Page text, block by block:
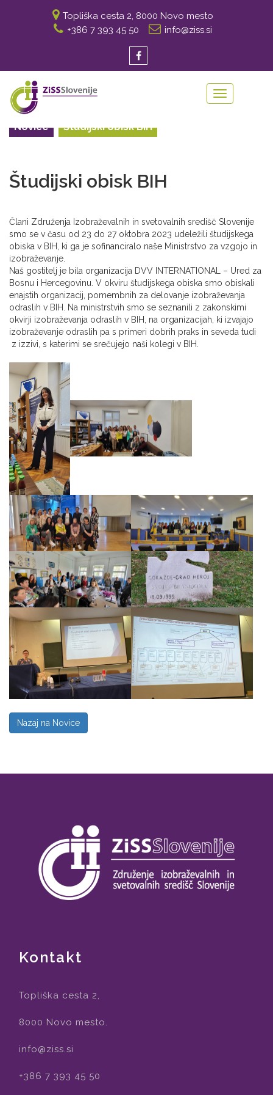
Topliška cesta 2, 8000 Novo mesto
+386 7 393 45 50
info@ziss.si
Toggle
Novice
Študijski obisk BIH
Študijski obisk BIH
Člani Združenja Izobraževalnih in svetovalnih središč Slovenije
smo se v času od 23 do 27 oktobra 2023 udeležili študijskega
obiska v BIH, ki ga je sofinanciralo naše Ministrstvo za vzgojo in
izobraževanje.
Naš gostitelj je bila organizacija DVV INTERNATIONAL – Ured za
Bosnu i Hercegovinu. V okviru študijskega obiska smo obiskali
enajstih organizacij, pomembnih za delovanje izobraževanja
odraslih v BIH. Na ministrstvih smo se seznanili z zakonskimi
okvirji izobraževanja odraslih v BIH, na organizacijah, ki izvajajo
izobraževanje odraslih pa s primeri dobrih praks in seveda tudi
z izzivi, s katerimi se srečujejo naši kolegi v BIH.
Nazaj na Novice
Kontakt
Topliška cesta 2,
8000 Novo mesto.
info@ziss.si
+386 7 393 45 50